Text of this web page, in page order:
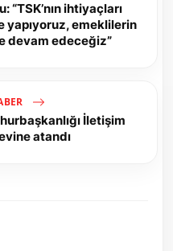
“TSK’nın ihtiyaçları
emeklilerin
devam edeceğiz”
İletişim
atandı